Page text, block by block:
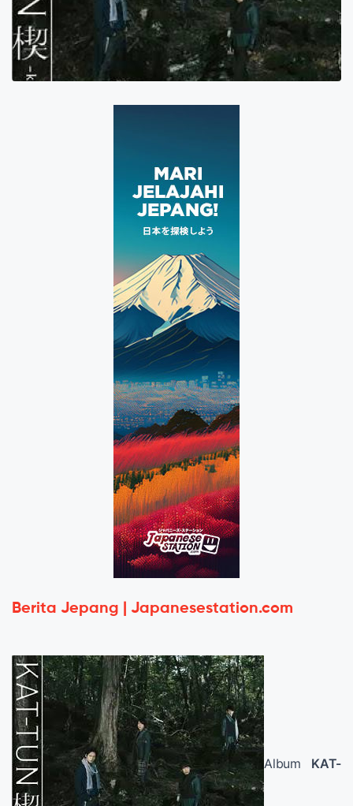
Berita Jepang | Japanesestation.com
Album KAT-